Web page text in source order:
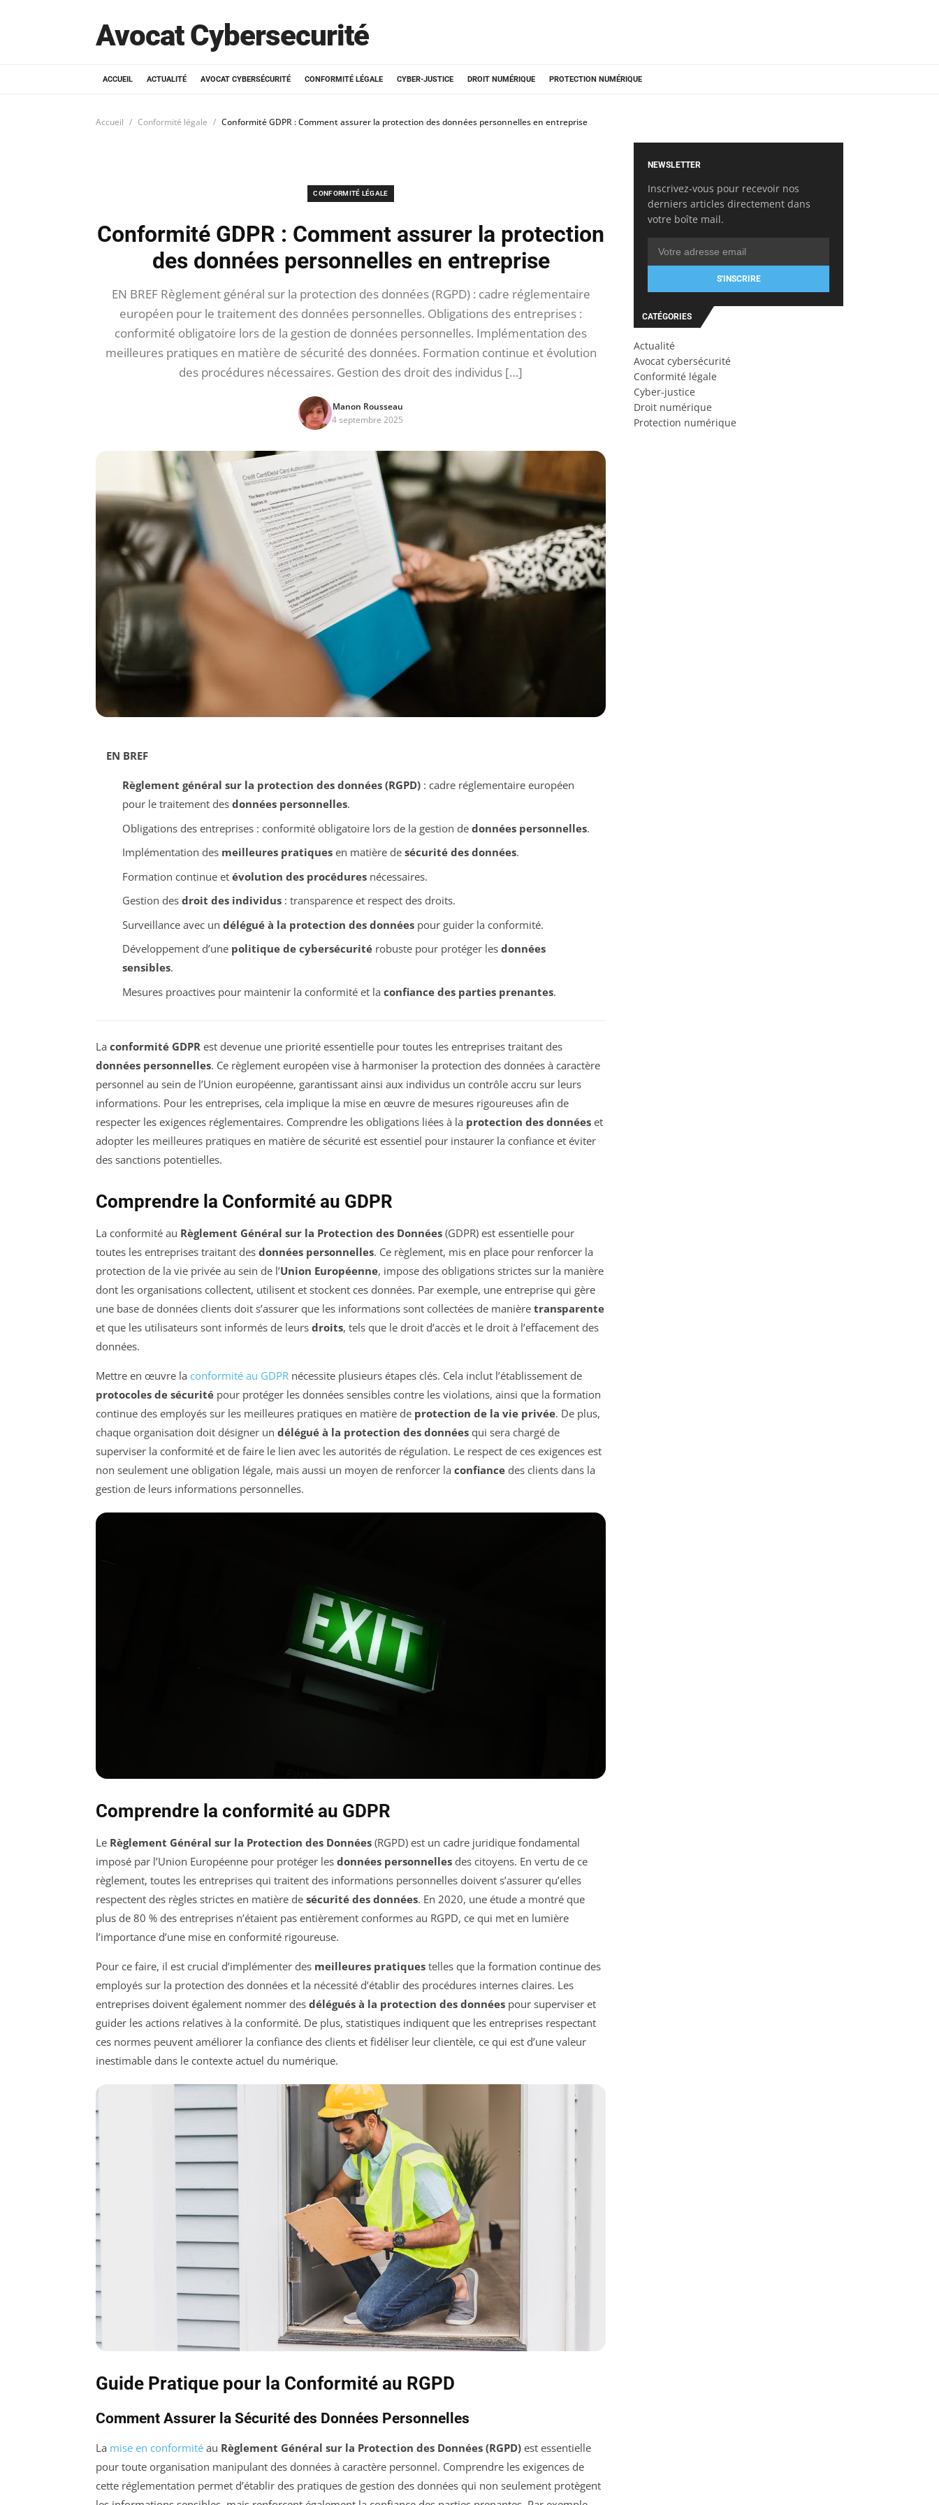
Avocat Cybersecurité
ACCUEIL ACTUALITÉ AVOCAT CYBERSÉCURITÉ CONFORMITÉ LÉGALE CYBER-JUSTICE DROIT NUMÉRIQUE PROTECTION NUMÉRIQUE
Accueil Conformité légale Conformité GDPR : Comment assurer la protection des données personnelles en entreprise
CONFORMITÉ LÉGALE
Conformité GDPR : Comment assurer la protection
des données personnelles en entreprise
EN BREF Règlement général sur la protection des données (RGPD) : cadre réglementaire
européen pour le traitement des données personnelles. Obligations des entreprises :
conformité obligatoire lors de la gestion de données personnelles. Implémentation des
meilleures pratiques en matière de sécurité des données. Formation continue et évolution
des procédures nécessaires. Gestion des droit des individus […]
Manon Rousseau
4 septembre 2025
EN BREF
Règlement général sur la protection des données (RGPD): cadre réglementaire européen
pour le traitement des données personnelles.
Obligations des entreprises : conformité obligatoire lors de la gestion de données personnelles.
Implémentation des meilleures pratiquesen matière de sécurité des données.
Formation continue et évolution des procéduresnécessaires.
Gestion des droit des individus: transparence et respect des droits.
Surveillance avec un délégué à la protection des donnéespour guider la conformité.
Développement d’une politique de cybersécuritérobuste pour protéger les données
sensibles.
Mesures proactives pour maintenir la conformité et la confiance des parties prenantes.
La conformité GDPR est devenue une priorité essentielle pour toutes les entreprises traitant des
données personnelles. Ce règlement européen vise à harmoniser la protection des données à caractère
personnel au sein de l’Union européenne, garantissant ainsi aux individus un contrôle accru sur leurs
informations. Pour les entreprises, cela implique la mise en œuvre de mesures rigoureuses afin de
respecter les exigences réglementaires. Comprendre les obligations liées à la protection des données et
adopter les meilleures pratiques en matière de sécurité est essentiel pour instaurer la confiance et éviter
des sanctions potentielles.
Comprendre la Conformité au GDPR
La conformité au Règlement Général sur la Protection des Données (GDPR) est essentielle pour
toutes les entreprises traitant des données personnelles. Ce règlement, mis en place pour renforcer la
protection de la vie privée au sein de l’Union Européenne, impose des obligations strictes sur la manière
dont les organisations collectent, utilisent et stockent ces données. Par exemple, une entreprise qui gère
une base de données clients doit s’assurer que les informations sont collectées de manière transparente
et que les utilisateurs sont informés de leurs droits, tels que le droit d’accès et le droit à l’effacement des
données.
Mettre en œuvre la conformité au GDPR nécessite plusieurs étapes clés. Cela inclut l’établissement de
protocoles de sécurité pour protéger les données sensibles contre les violations, ainsi que la formation
continue des employés sur les meilleures pratiques en matière de protection de la vie privée. De plus,
chaque organisation doit désigner un délégué à la protection des données qui sera chargé de
superviser la conformité et de faire le lien avec les autorités de régulation. Le respect de ces exigences est
non seulement une obligation légale, mais aussi un moyen de renforcer la confiance des clients dans la
gestion de leurs informations personnelles.
Comprendre la conformité au GDPR
Le Règlement Général sur la Protection des Données (RGPD) est un cadre juridique fondamental
imposé par l’Union Européenne pour protéger les données personnelles des citoyens. En vertu de ce
règlement, toutes les entreprises qui traitent des informations personnelles doivent s’assurer qu’elles
respectent des règles strictes en matière de sécurité des données. En 2020, une étude a montré que
plus de 80 % des entreprises n’étaient pas entièrement conformes au RGPD, ce qui met en lumière
l’importance d’une mise en conformité rigoureuse.
Pour ce faire, il est crucial d’implémenter des meilleures pratiques telles que la formation continue des
employés sur la protection des données et la nécessité d’établir des procédures internes claires. Les
entreprises doivent également nommer des délégués à la protection des données pour superviser et
guider les actions relatives à la conformité. De plus, statistiques indiquent que les entreprises respectant
ces normes peuvent améliorer la confiance des clients et fidéliser leur clientèle, ce qui est d’une valeur
inestimable dans le contexte actuel du numérique.
Guide Pratique pour la Conformité au RGPD
Comment Assurer la Sécurité des Données Personnelles
La mise en conformité au Règlement Général sur la Protection des Données (RGPD) est essentielle
pour toute organisation manipulant des données à caractère personnel. Comprendre les exigences de
cette réglementation permet d’établir des pratiques de gestion des données qui non seulement protègent
NEWSLETTER
Inscrivez-vous pour recevoir nos
derniers articles directement dans
votre boîte mail.
S'INSCRIRE
CATÉGORIES
Actualité
Avocat cybersécurité
Conformité légale
Cyber-justice
Droit numérique
Protection numérique